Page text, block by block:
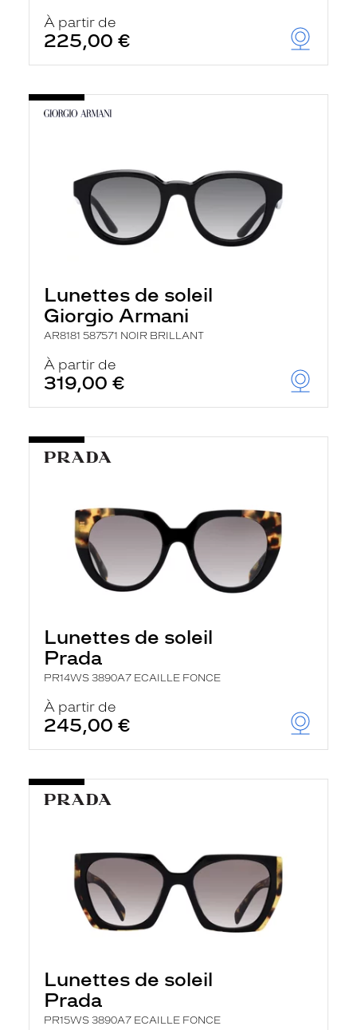
À partir de
225,00 €
Lunettes de soleil
Giorgio Armani
AR8181 587571 NOIR BRILLANT
À partir de
319,00 €
Lunettes de soleil
Prada
PR14WS 3890A7 ECAILLE FONCE
À partir de
245,00 €
Lunettes de soleil
Prada
PR15WS 3890A7 ECAILLE FONCE